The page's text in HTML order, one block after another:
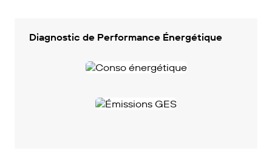
Diagnostic de Performance Énergétique